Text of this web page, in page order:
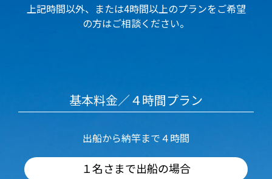
上記時間以外、または4時間以上のプランをご希望
の方はご相談ください。
基本料金／４時間プラン
出船から納竿まで４時間
１名さまで出船の場合